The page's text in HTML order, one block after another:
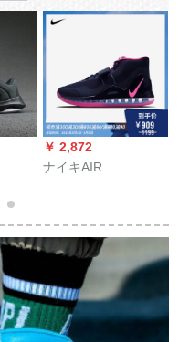
002
SZL
￥ 2,872
ナイキAIR
R-004黒/ピルトラッ
ク41